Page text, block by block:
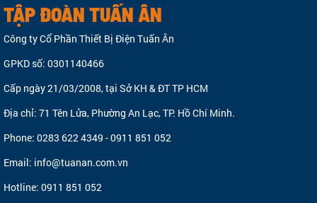
TẬP ĐOÀN TUẤN ÂN
Công ty Cổ Phần Thiết Bị Điện Tuấn Ân
GPKD số: 0301140466
Cấp ngày 21/03/2008, tại Sở KH & ĐT TP HCM
Địa chỉ: 71 Tên Lửa, Phường An Lạc, TP. Hồ Chí Minh.
Phone: 0283 622 4349 - 0911 851 052
Email: info@tuanan.com.vn
Hotline: 0911 851 052